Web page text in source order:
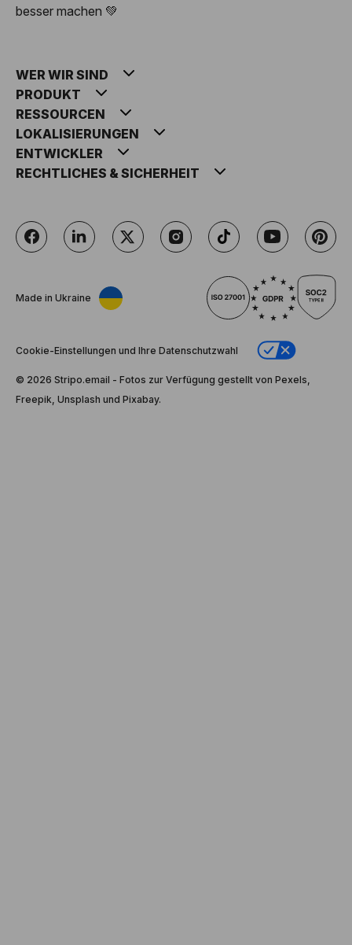
besser machen 💚
WER WIR SIND
PRODUKT
RESSOURCEN
LOKALISIERUNGEN
ENTWICKLER
RECHTLICHES & SICHERHEIT
Made in Ukraine
Cookie-Einstellungen und Ihre Datenschutzwahl
© 2026 Stripо.email - Fotos zur Verfügung gestellt von Pexels,
Freepik, Unsplash und Pixabay.